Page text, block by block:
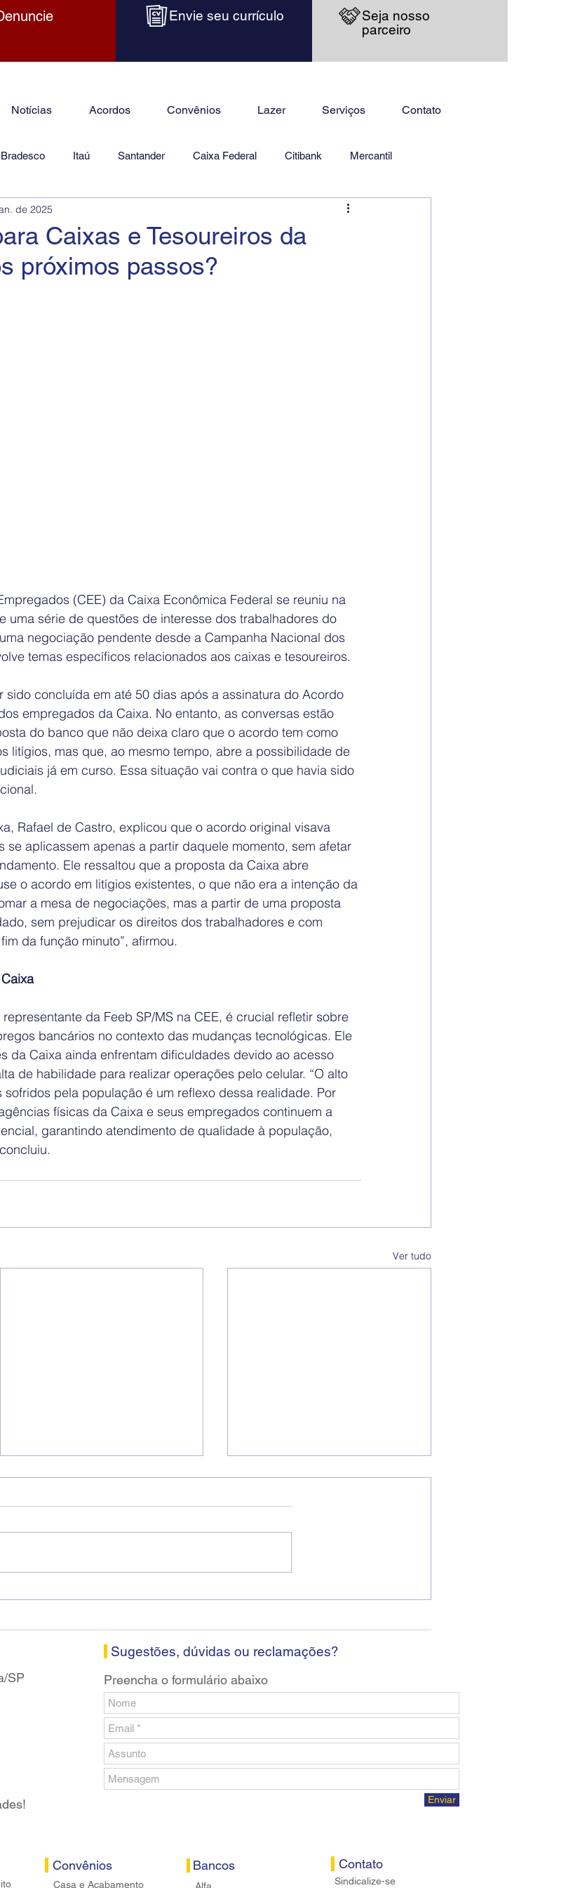
Envie seu currículo
Seja nosso
parceiro
Notícias Acordos Convênios Lazer Serviços Contato
Bradesco Itaú Santander Caixa Federal Citibank Mercantil
Caixas e Tesoureiros da
próximos passos?
de 2025
(CEE) da Caixa Econômica Federal se reuniu na
uma série de questões de interesse dos trabalhadores do
negociação pendente desde a Campanha Nacional dos
temas específicos relacionados aos caixas e tesoureiros.
sido concluída em até 50 dias após a assinatura do Acordo
empregados da Caixa. No entanto, as conversas estão
do banco que não deixa claro que o acordo tem como
litígios, mas que, ao mesmo tempo, abre a possibilidade de
já em curso. Essa situação vai contra o que havia sido
Rafael de Castro, explicou que o acordo original visava
se aplicassem apenas a partir daquele momento, sem afetar
Ele ressaltou que a proposta da Caixa abre
o acordo em litígios existentes, o que não era a intenção da
a mesa de negociações, mas a partir de uma proposta
sem prejudicar os direitos dos trabalhadores e com
da função minuto”, afirmou.
da Feeb SP/MS na CEE, é crucial refletir sobre
bancários no contexto das mudanças tecnológicas. Ele
da Caixa ainda enfrentam dificuldades devido ao acesso
de habilidade para realizar operações pelo celular. “O alto
pela população é um reflexo dessa realidade. Por
físicas da Caixa e seus empregados continuem a
garantindo atendimento de qualidade à população,
Ver tudo
SP
Sugestões, dúvidas ou reclamações?
Preencha o formulário abaixo
Enviar
Convênios
Casa e Acabamento
Bancos Contato
Sindicalize-se